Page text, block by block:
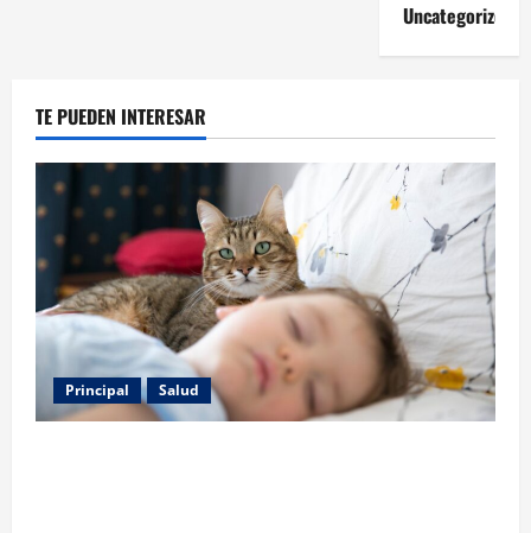
Uncategorized
TE PUEDEN INTERESAR
Principal Salud